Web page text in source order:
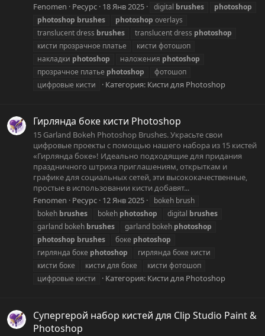
Fenomen
Ресурс 18 Янв 2025 digital brushes
photoshop
photoshop brushes photoshop overlays
translucent dress brushes translucent dress photoshop
кисти прозрачное платье
кисти фотошоп
накладки photoshop наложения photoshop
прозрачное платье photoshop
фотошоп
цифровые кисти
Категория: Кисти для Photoshop
Гирлянда боке кисти Photoshop
15 Garland Bokeh Photoshop Brushes. Украсьте свои
цифровые проекты с помощью нашего набора из 15 кистей
«Гирлянда боке»! Идеально подходящие для придания
праздничного штриха приглашениям, открыткам и
графике для социальных сетей, эти высококачественные,
простые в использовании кисти добавят...
Fenomen
Ресурс 12 Янв 2025
bokeh brush
bokeh brushes bokeh photoshop digital brushes
garland bokeh brushes garland bokeh photoshop
photoshop brushes боке photoshop
гирлянда боке photoshop
гирлянда боке кисти
кисти боке
кисти для боке
кисти фотошоп
цифровые кисти
Категория: Кисти для Photoshop
Супергерой набор кистей для Clip Studio Paint &
Photoshop